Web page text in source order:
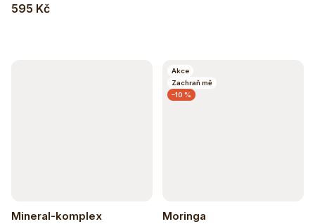
595 Kč
Hydratujte chytře 💦
Mineral-komplex
Akce
Zachraň mě
–10 %
Moringa